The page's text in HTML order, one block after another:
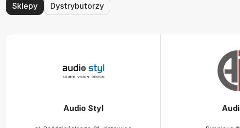
Sklepy Dystrybutorzy
Audio Styl